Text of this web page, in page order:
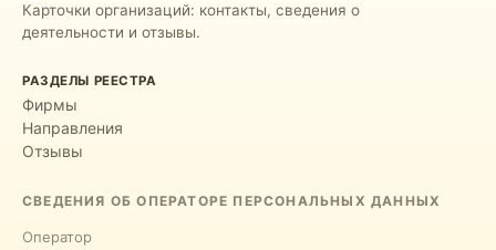
Карточки организаций: контакты, сведения о
деятельности и отзывы.
РАЗДЕЛЫ РЕЕСТРА
Фирмы
Направления
Отзывы
СВЕДЕНИЯ ОБ ОПЕРАТОРЕ ПЕРСОНАЛЬНЫХ ДАННЫХ
Оператор